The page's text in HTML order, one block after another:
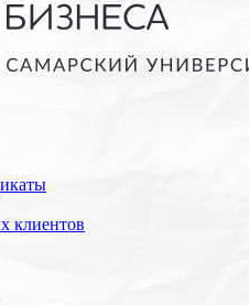
клиентов